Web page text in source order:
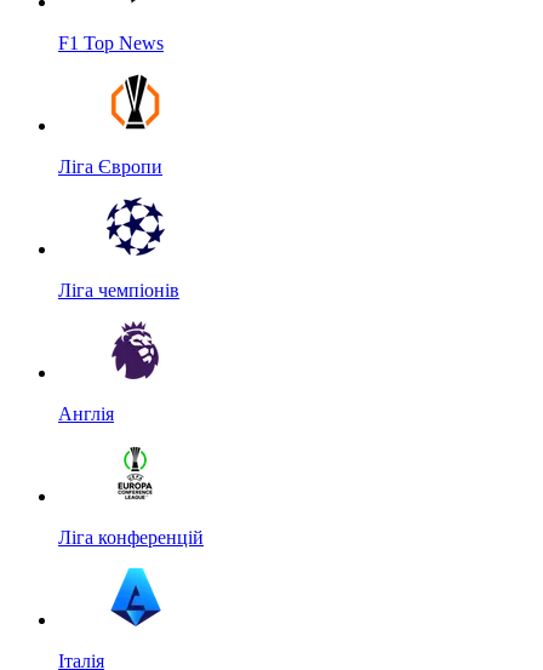
F1 Top News
Ліга Європи
Ліга чемпіонів
Англія
Ліга конференцій
Італія